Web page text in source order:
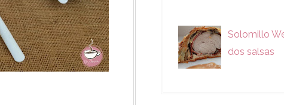
Solomillo
dos salsas